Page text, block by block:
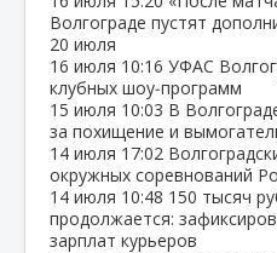
Волгограде пустят
20 июля
16 июля 10:16 УФАС
клубных шоу‑программ
15 июля 10:03 В
за похищение и
14 июля 17:02
окружных соревнований
14 июля 10:48 150 тысяч
продолжается:
зарплат курьеров